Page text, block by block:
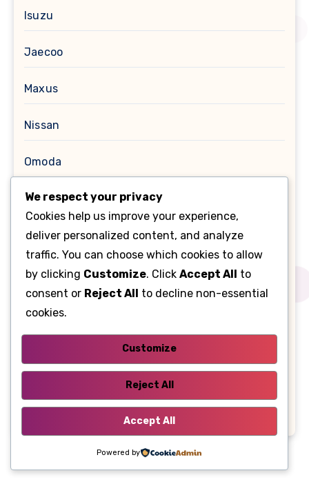
Isuzu
Jaecoo
Maxus
Nissan
Omoda
Peugeot
Renault
Sehol
Tesla
We respect your privacy
Cookies help us improve your experience,
deliver personalized content, and analyze
traffic. You can choose which cookies to allow
by clicking Customize. Click Accept All to
consent or Reject All to decline non-essential
cookies.
Customize
Reject All
Accept All
Powered by